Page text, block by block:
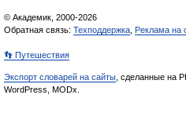
© Академик, 2000-2026
Обратная связь: Техподдержка Реклама на
👣 Путешествия
Экспорт словарей на сайты , сделанные на
WordPress, MODx.